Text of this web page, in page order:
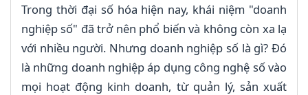
Trong thời đại số hóa hiện nay, khái niệm "doanh
nghiệp số" đã trở nên phổ biến và không còn xa lạ
với nhiều người. Nhưng doanh nghiệp số là gì? Đó
là những doanh nghiệp áp dụng công nghệ số vào
mọi hoạt động kinh doanh, từ quản lý, sản xuất